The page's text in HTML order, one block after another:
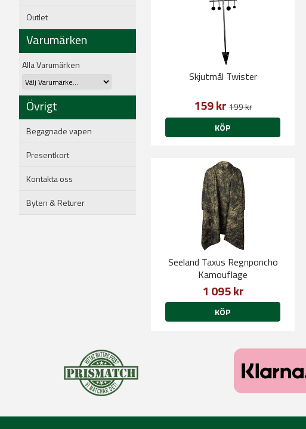
Outlet
Varumärken
Alla Varumärken
Övrigt
Begagnade vapen
Presentkort
Kontakta oss
Byten & Returer
Skjutmål Twister
159 kr199 kr
KÖP
Seeland Taxus Regnponcho
Kamouflage
1 095 kr
KÖP